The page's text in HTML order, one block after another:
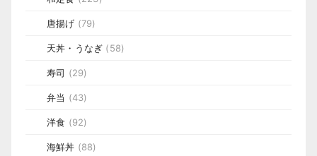
唐揚げ (79)
天丼・うなぎ (58)
寿司 (29)
弁当 (43)
洋食 (92)
海鮮丼 (88)